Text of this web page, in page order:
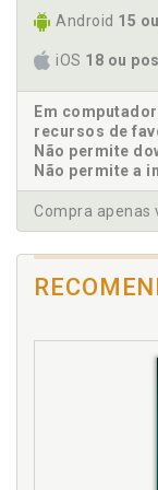
Contrato
contrato
Contrato
humana
efetividade
p. 131
Contrato.
relações
Contrato.
Dignidade
intrínseca
Dignidade
Android 15
iOS 18 ou
Em
recursos de
Não permite
Não permite a
Compra apenas